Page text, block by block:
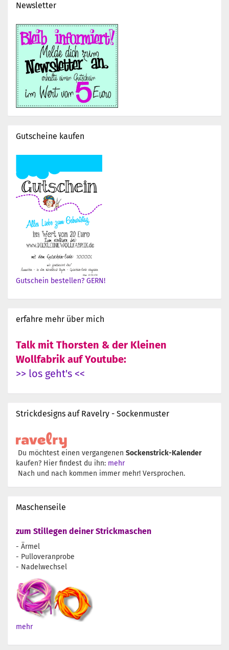
Newsletter
Gutscheine kaufen
Gutschein bestellen? GERN!
erfahre mehr über mich
Talk mit Thorsten & der Kleinen
Wollfabrik auf Youtube:
>> los geht's <<
Strickdesigns auf Ravelry - Sockenmuster
Du möchtest einen vergangenen Sockenstrick-Kalender
kaufen? Hier findest du ihn: mehr
Nach und nach kommen immer mehr! Versprochen.
Maschenseile
zum Stillegen deiner Strickmaschen
- Ärmel
- Pulloveranprobe
- Nadelwechsel
mehr